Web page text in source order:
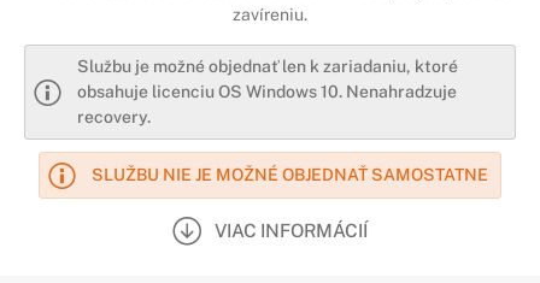
zavíreniu.
Službu je možné objednať len k zariadaniu, ktoré
obsahuje licenciu OS Windows 10. Nenahradzuje
recovery.
SLUŽBU NIE JE MOŽNÉ OBJEDNAŤ SAMOSTATNE
VIAC INFORMÁCIÍ